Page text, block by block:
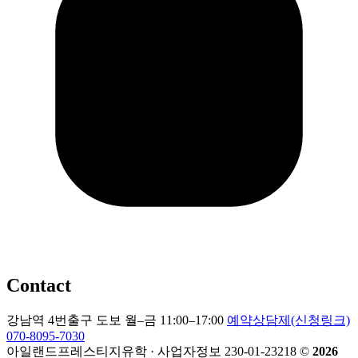
Contact
강남역 4번출구 도보 월–금 11:00–17:00 예약상담제(신청링크)
070-8095-7030
아일랜드프레스티지유학 · 사업자정보 230-01-23218 © 2026